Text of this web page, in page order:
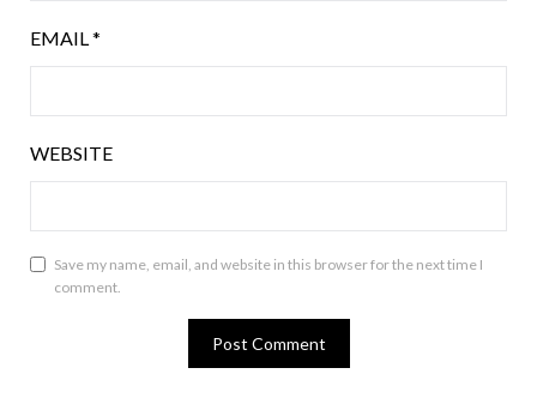
EMAIL*
WEBSITE
Save my name, email, and website in this browser for the next time I
comment.